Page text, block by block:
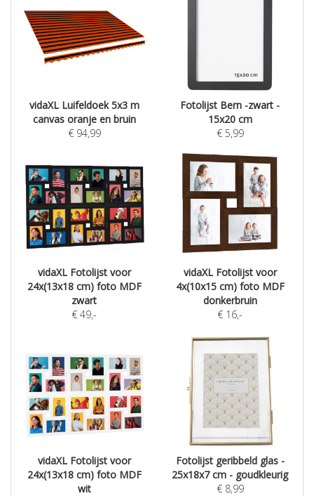
vidaXL Luifeldoek 5x3 m
canvas oranje en bruin
€ 94,99
Fotolijst Bern -zwart -
15x20 cm
€ 5,99
vidaXL Fotolijst voor
24x(13x18 cm) foto MDF
zwart
€ 49,-
vidaXL Fotolijst voor
4x(10x15 cm) foto MDF
donkerbruin
€ 16,-
vidaXL Fotolijst voor
24x(13x18 cm) foto MDF
wit
Fotolijst geribbeld glas -
25x18x7 cm - goudkleurig
€ 8,99